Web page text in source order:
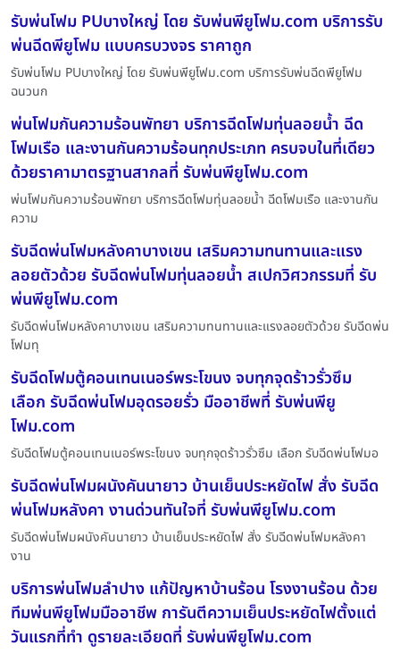
รับพ่นโฟม PUบางใหญ่ โดย รับพ่นพียูโฟม.com บริการรับ
พ่นฉีดพียูโฟม แบบครบวงจร ราคาถูก
รับพ่นโฟม PUบางใหญ่ โดย รับพ่นพียูโฟม.com บริการรับพ่นฉีดพียูโฟม
ฉนวนก
พ่นโฟมกันความร้อนพัทยา บริการฉีดโฟมทุ่นลอยน้ำ ฉีด
โฟมเรือ และงานกันความร้อนทุกประเภท ครบจบในที่เดียว
ด้วยราคามาตรฐานสากลที่ รับพ่นพียูโฟม.com
พ่นโฟมกันความร้อนพัทยา บริการฉีดโฟมทุ่นลอยน้ำ ฉีดโฟมเรือ และงานกัน
ความ
รับฉีดพ่นโฟมหลังคาบางเขน เสริมความทนทานและแรง
ลอยตัวด้วย รับฉีดพ่นโฟมทุ่นลอยน้ำ สเปกวิศวกรรมที่ รับ
พ่นพียูโฟม.com
รับฉีดพ่นโฟมหลังคาบางเขน เสริมความทนทานและแรงลอยตัวด้วย รับฉีดพ่น
โฟมทุ
รับฉีดโฟมตู้คอนเทนเนอร์พระโขนง จบทุกจุดร้าวรั่วซึม
เลือก รับฉีดพ่นโฟมอุดรอยรั่ว มืออาชีพที่ รับพ่นพียู
โฟม.com
รับฉีดโฟมตู้คอนเทนเนอร์พระโขนง จบทุกจุดร้าวรั่วซึม เลือก รับฉีดพ่นโฟมอ
รับฉีดพ่นโฟมผนังคันนายาว บ้านเย็นประหยัดไฟ สั่ง รับฉีด
พ่นโฟมหลังคา งานด่วนทันใจที่ รับพ่นพียูโฟม.com
รับฉีดพ่นโฟมผนังคันนายาว บ้านเย็นประหยัดไฟ สั่ง รับฉีดพ่นโฟมหลังคา
งาน
บริการพ่นโฟมลำปาง แก้ปัญหาบ้านร้อน โรงงานร้อน ด้วย
ทีมพ่นพียูโฟมมืออาชีพ การันตีความเย็นประหยัดไฟตั้งแต่
วันแรกที่ทำ ดูรายละเอียดที่ รับพ่นพียูโฟม.com